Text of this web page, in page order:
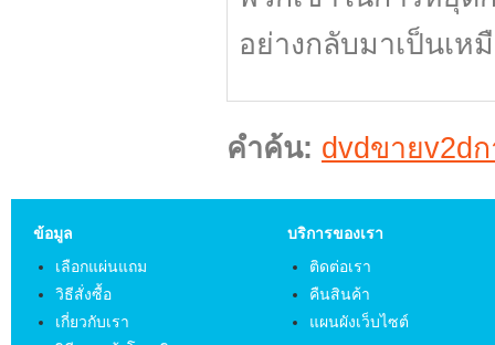
อย่างกลับมาเป็นเห
คำค้น: dvdขายv2d
ข้อมูล
เลือกแผ่นแถม
วิธีสั่งซื้อ
เกี่ยวกับเรา
บริการของเรา
ติดต่อเรา
คืนสินค้า
แผนผังเว็บไซต์